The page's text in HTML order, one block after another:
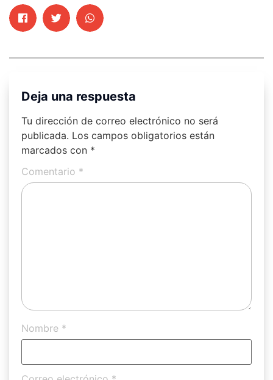
Deja una respuesta
Tu dirección de correo electrónico no será
publicada. Los campos obligatorios están
marcados con *
Comentario *
Nombre *